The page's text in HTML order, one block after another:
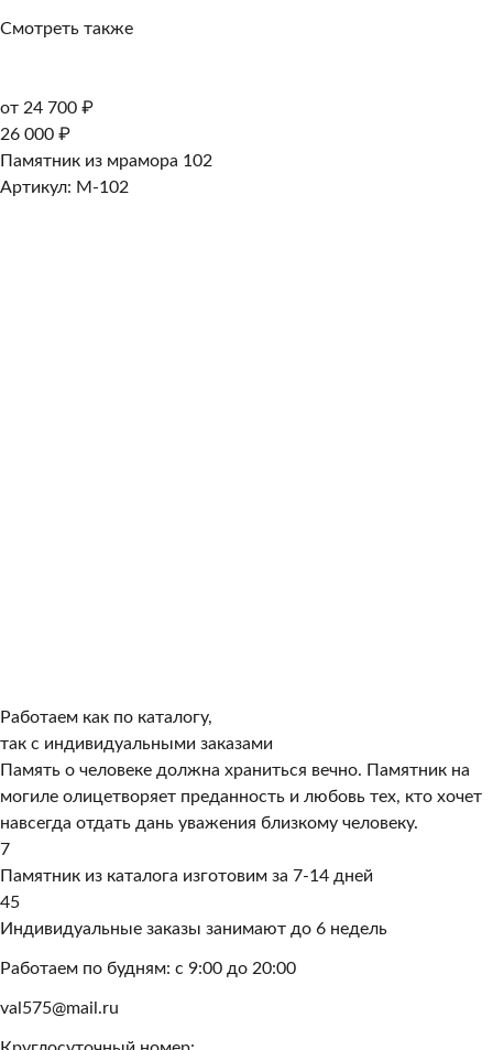
Смотреть также
от 24 700 ₽
26 000 ₽
Памятник из мрамора 102
Артикул: M-102
Работаем как по каталогу,
так с индивидуальными заказами
Память о человеке должна храниться вечно. Памятник на
могиле олицетворяет преданность и любовь тех, кто хочет
навсегда отдать дань уважения близкому человеку.
7
Памятник из каталога изготовим за 7-14 дней
45
Индивидуальные заказы занимают до 6 недель
Работаем по будням: с 9:00 до 20:00
val575@mail.ru